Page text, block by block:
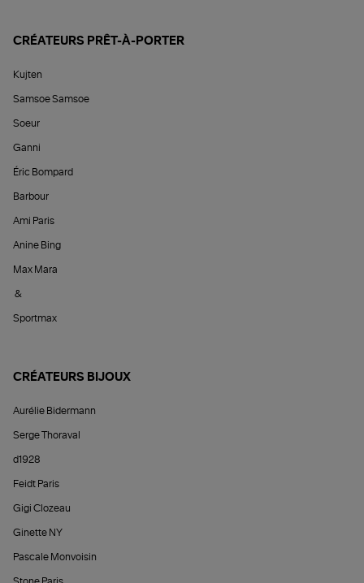
CRÉATEURS PRÊT-À-PORTER
Kujten
Samsoe Samsoe
Soeur
Ganni
Éric Bompard
Barbour
Ami Paris
Anine Bing
Max Mara
&
Sportmax
CRÉATEURS BIJOUX
Aurélie Bidermann
Serge Thoraval
d1928
Feidt Paris
Gigi Clozeau
Ginette NY
Pascale Monvoisin